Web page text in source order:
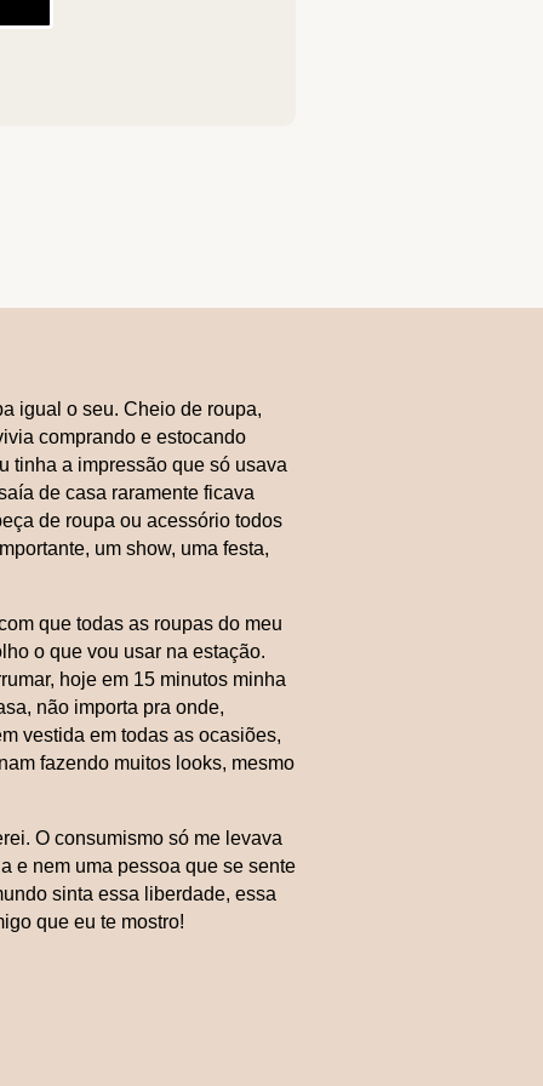
igual o seu. Cheio de roupa,
comprando e estocando
tinha a impressão que só usava
de casa raramente ficava
de roupa ou acessório todos
um show, uma festa,
que todas as roupas do meu
o que vou usar na estação.
hoje em 15 minutos minha
não importa pra onde,
vestida em todas as ocasiões,
fazendo muitos looks, mesmo
O consumismo só me levava
e nem uma pessoa que se sente
sinta essa liberdade, essa
que eu te mostro!